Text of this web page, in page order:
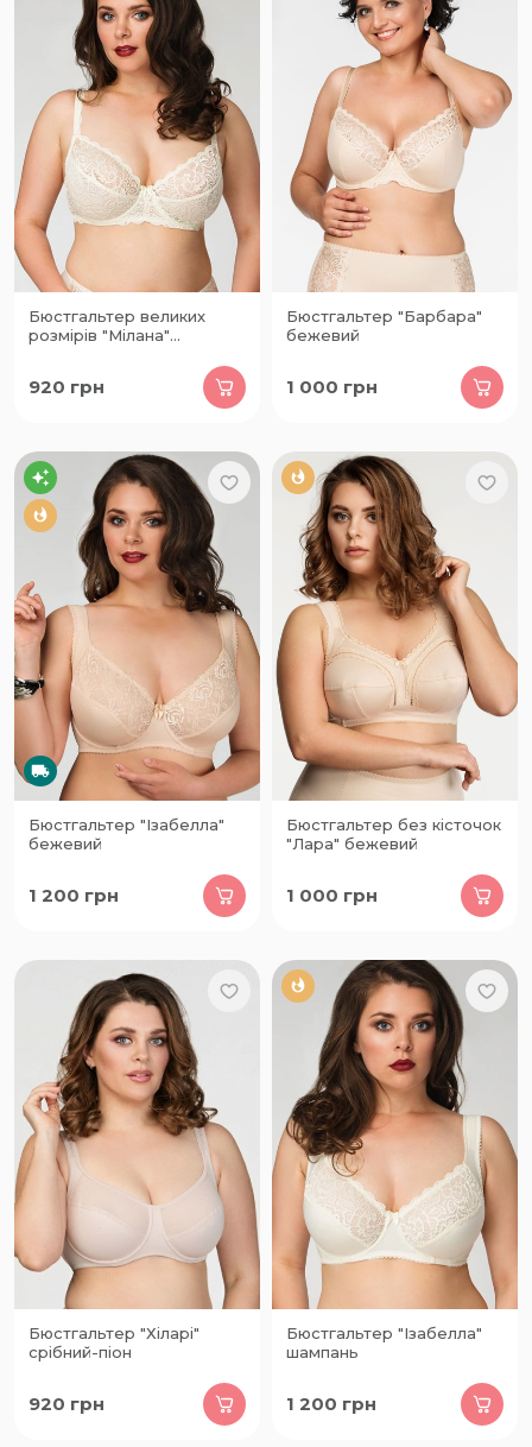
Бюстгальтер великих
розмірів "Мілана"
920 грн
Бюстгальтер "Барбара"
бежевий
1 000 грн
Бюстгальтер "Ізабелла"
бежевий
1 200 грн
Бюстгальтер без кісточок
"Лара" бежевий
1 000 грн
Бюстгальтер "Хіларі"
срібний-піон
920 грн
Бюстгальтер "Ізабелла"
шампань
1 200 грн